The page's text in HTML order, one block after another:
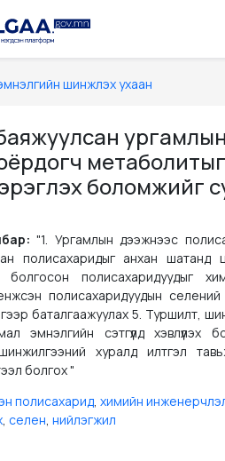
шинжлэх ухаан
боломжийг
"1. Ургамлын дээжнээс
полисахаридыг анхан шатанд
болгосон полисахаридуудыг
полисахаридуудын селений
баталгаажуулах 5. Туршилт,
эмнэлгийн сэтгүүлд хэвлүүлэх
хуралд илтгэл тавьж
болгох "
полисахарид, химийн
, селен, нийлэгжил